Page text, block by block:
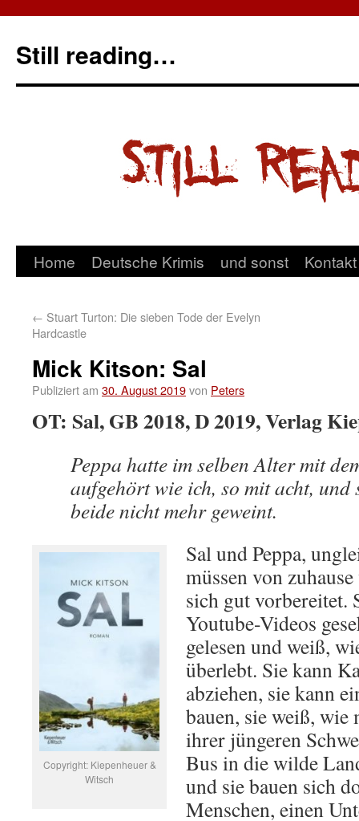
Still reading…
Home Deutsche Krimis und sonst Kontakt
← Stuart Turton: Die sieben Tode der Evelyn
Hardcastle
Mick Kitson: Sal
Publiziert am 30. August 2019von Peters
OT: Sal, GB 2018, D 2019, Verlag
Peppa hatte im selben Alter mit
aufgehört wie ich, so mit acht, und
beide nicht mehr geweint.
Copyright: Kiepenheuer &
Witsch
Sal und Peppa,
müssen von
sich gut vorbereitet.
Youtube-Videos
gelesen und weiß,
überlebt. Sie kann
abziehen, sie kann
bauen, sie weiß,
ihrer jüngeren
Bus in die wilde
und sie bauen sich
Menschen, einen